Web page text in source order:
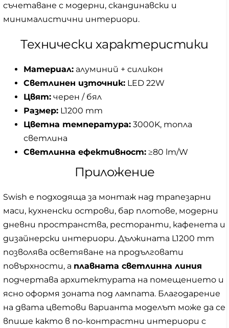
съчетаване с модерни, скандинавски и
минималистични интериори.
Технически характеристики
Материал: алуминий + силикон
Светлинен източник: LED 22W
Цвят: черен / бял
Размер: L1200 mm
Цветна температура: 3000K, топла
светлина
Светлинна ефективност: ≥80 lm/W
Приложение
Swish е подходяща за монтаж над трапезарни
маси, кухненски острови, бар плотове, модерни
дневни пространства, ресторанти, кафенета и
дизайнерски интериори. Дължината L1200 mm
позволява осветяване на продълговати
повърхности, а плавната светлинна линия
подчертава архитектурата на помещението и
ясно оформя зоната под лампата. Благодарение
на двата цветови варианта моделът може да се
впише както в по-контрастни интериори с